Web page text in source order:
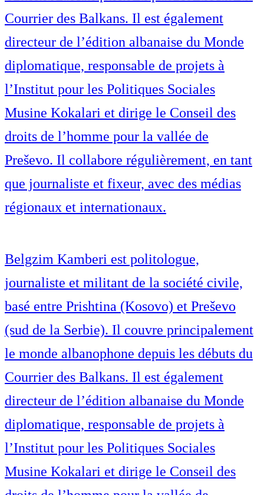
Courrier des Balkans. Il est également
directeur de l’édition albanaise du Monde
diplomatique, responsable de projets à
l’Institut pour les Politiques Sociales
Musine Kokalari et dirige le Conseil des
droits de l’homme pour la vallée de
Preševo. Il collabore régulièrement, en tant
que journaliste et fixeur, avec des médias
régionaux et internationaux.
Belgzim Kamberi est politologue,
journaliste et militant de la société civile,
basé entre Prishtina (Kosovo) et Preševo
(sud de la Serbie). Il couvre principalement
le monde albanophone depuis les débuts du
Courrier des Balkans. Il est également
directeur de l’édition albanaise du Monde
diplomatique, responsable de projets à
l’Institut pour les Politiques Sociales
Musine Kokalari et dirige le Conseil des